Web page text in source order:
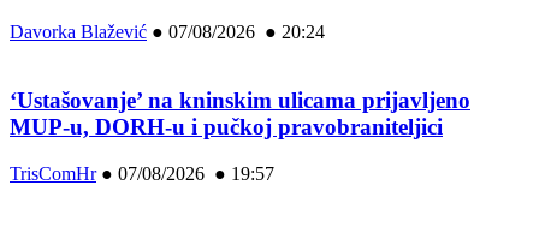
Davorka Blažević ● 07/08/2026 ● 20:24
‘Ustašovanje’ na kninskim ulicama prijavljeno
MUP-u, DORH-u i pučkoj pravobraniteljici
TrisComHr● 07/08/2026 ● 19:57